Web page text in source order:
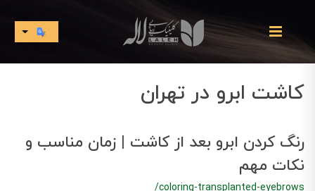
کاشت ابرو در تهران
رنگ کردن ابرو بعد از کاشت | زمان مناسب و
نکات مهم
/coloring-transplanted-eyebrows